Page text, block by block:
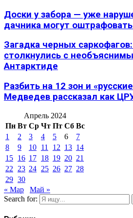
Доски у забора — уже
дачника могут
Загадка черных
столкнулись с
Антарктиде
Разбить на 12 зон и
Медведев рассказал как
Апрель 2024
Пн Вт Ср Чт Пт Сб Вс
1
2 3 4 5 6
7
8
9 10 11 12 13 14
15 16 17 18 19 20 21
22
23 24 25 26 27 28
29 30
« Мар
Май »
Search for: